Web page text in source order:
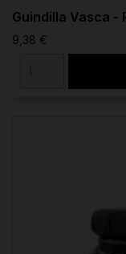
Guindilla Vasca -
9,38 €